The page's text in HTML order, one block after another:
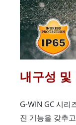
내구성 및
G-WIN GC 시리
진 기능을 갖추